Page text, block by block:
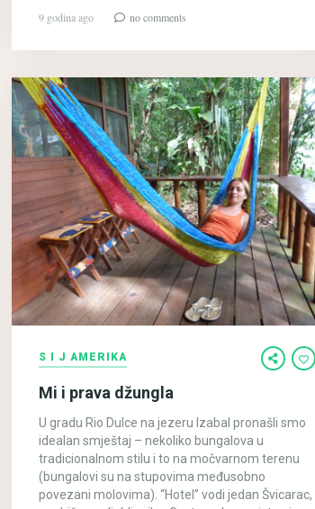
9 godina ago no comments
S I J AMERIKA
Mi i prava džungla
U gradu Rio Dulce na jezeru Izabal pronašli smo
idealan smještaj – nekoliko bungalova u
tradicionalnom stilu i to na močvarnom terenu
(bungalovi su na stupovima međusobno
povezani molovima). “Hotel” vodi jedan Švicarac,